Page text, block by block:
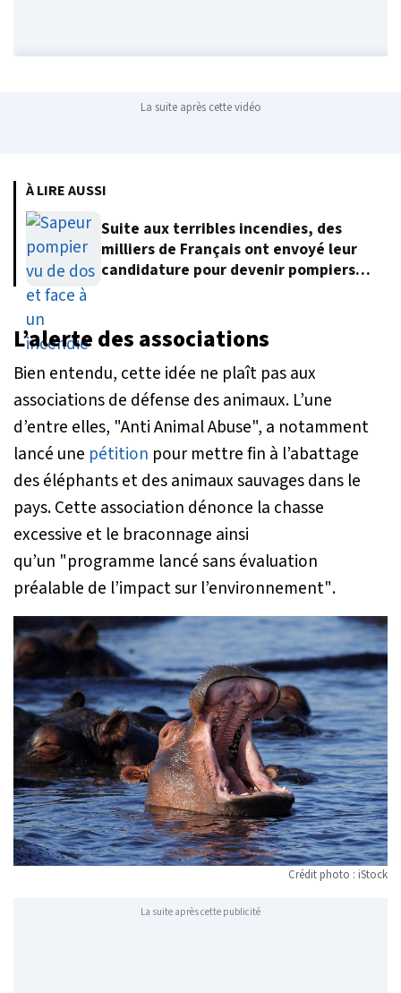
La suite après cette vidéo
À LIRE AUSSI
Suite aux terribles incendies, des
milliers de Français ont envoyé leur
candidature pour devenir pompiers
L’alerte des associations
Bien entendu, cette idée ne plaît pas aux
associations de défense des animaux. L’une
d’entre elles, "Anti Animal Abuse", a notamment
lancé une pétition pour mettre fin à l’abattage
des éléphants et des animaux sauvages dans le
pays. Cette association dénonce la chasse
excessive et le braconnage ainsi
qu’un "programme lancé sans évaluation
préalable de l’impact sur l’environnement".
Crédit photo : iStock
La suite après cette publicité